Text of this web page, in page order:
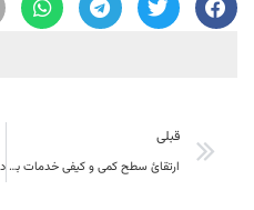
قبلی
ارتقائ سطح کمی و کیفی خدمات به مسافران و گردشگران نوروز اولویت ستاد اجرایی خدمات سفرنهبندان است.